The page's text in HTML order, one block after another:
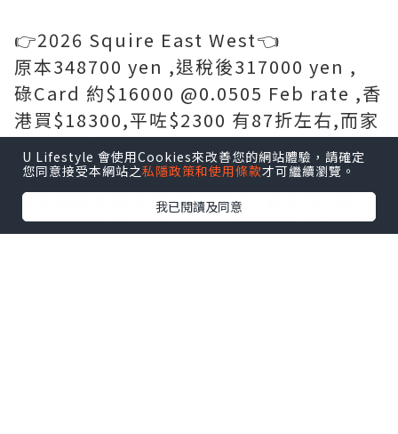
👉2026 Squire East West👈
原本348700 yen ,退稅後317000 yen ,
碌Card 約$16000 @0.0505 Feb rate ,香
港買$18300,平咗$2300 有87折左右,而家
yen 低,真係抵好多｡
呢個袋容量都唔細,放到銀包､鎖匙包､紙
巾､濕紙巾､Handcream､潤唇膏､相機仔
U Lifestyle 會使用Cookies來改善您的網站體驗，請確定
您同意接受本網站之私隱政策和使用條款才可繼續瀏覽。
我已閱讀及同意